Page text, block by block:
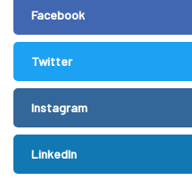
Facebook
Twitter
Instagram
LinkedIn